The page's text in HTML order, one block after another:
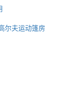
尔夫运动篷房